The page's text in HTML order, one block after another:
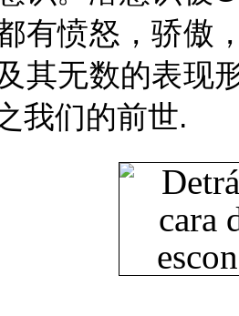
有愤怒，骄傲
其无数的表现
我们的前世.